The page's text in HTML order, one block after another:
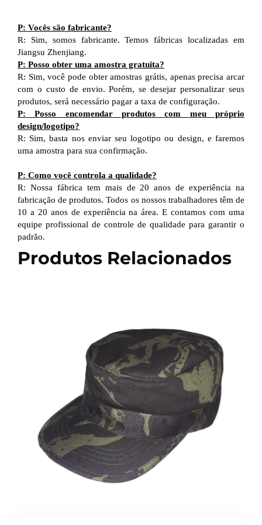
P: Vocês são fabricante?
R: Sim, somos fabricante. Temos fábricas localizadas em
Jiangsu Zhenjiang.
P: Posso obter uma amostra gratuita?
R: Sim, você pode obter amostras grátis, apenas precisa arcar
com o custo de envio. Porém, se desejar personalizar seus
produtos, será necessário pagar a taxa de configuração.
P: Posso encomendar produtos com meu próprio
design/logotipo?
R: Sim, basta nos enviar seu logotipo ou design, e faremos
uma amostra para sua confirmação.
P: Como você controla a qualidade?
R: Nossa fábrica tem mais de 20 anos de experiência na
fabricação de produtos. Todos os nossos trabalhadores têm de
10 a 20 anos de experiência na área. E contamos com uma
equipe profissional de controle de qualidade para garantir o
padrão.
Produtos Relacionados